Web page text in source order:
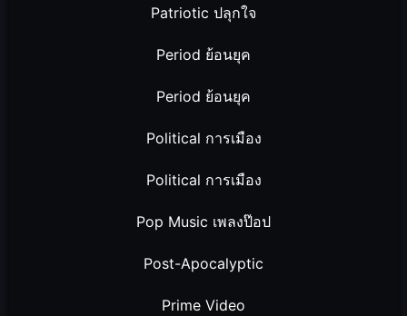
Patriotic ปลุกใจ
Period ย้อนยุค
Period ย้อนยุค
Political การเมือง
Political การเมือง
Pop Music เพลงป๊อป
Post-Apocalyptic
Prime Video